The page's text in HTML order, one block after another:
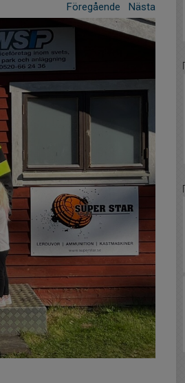
Föregående Nästa